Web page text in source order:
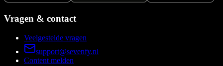
Vragen & contact
Veelgestelde vragen
support@sevenfy.nl
Content melden